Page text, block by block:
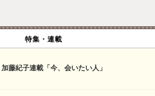
特集・連載
藤紀子連載「今、会いたい人」